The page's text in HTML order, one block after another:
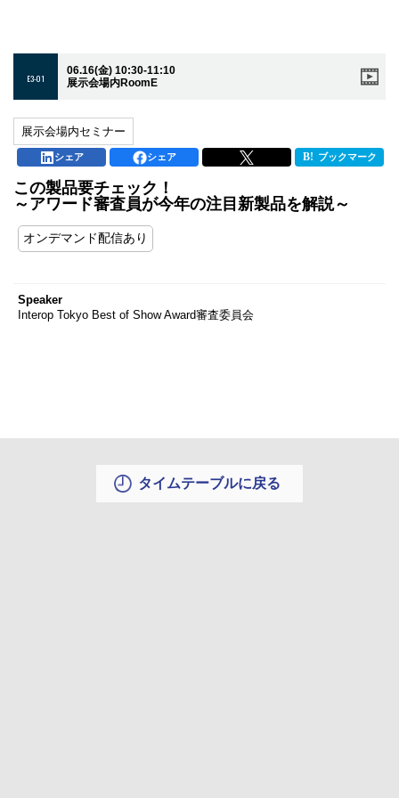
E3-01
06.16(金) 10:30-11:10
展示会場内RoomE
展示会場内セミナー
シェア シェア ブックマーク
この製品要チェック！
～アワード審査員が今年の注目新製品を解説～
オンデマンド配信あり
Speaker
Interop Tokyo Best of Show Award審査委員会
タイムテーブルに戻る